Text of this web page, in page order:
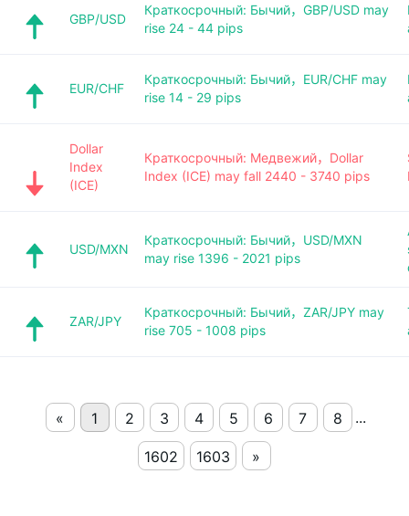
GBP/USD
Краткосрочный: Бычий，GBP/USD may
rise 24 - 44 pips
EUR/CHF
Краткосрочный: Бычий，EUR/CHF may
rise 14 - 29 pips
Dollar
Index
(ICE)
Краткосрочный: Медвежий，Dollar
Index (ICE) may fall 2440 - 3740 pips
USD/MXN
Краткосрочный: Бычий，USD/MXN
may rise 1396 - 2021 pips
ZAR/JPY
Краткосрочный: Бычий，ZAR/JPY may
rise 705 - 1008 pips
« 1 2 3 4 5 6 7 8 ...
1602 1603 »